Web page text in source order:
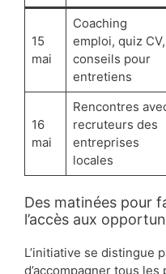
15
mai
Coaching
emploi, quiz CV,
conseils pour
entretiens
16
mai
Rencontres
recruteurs des
entreprises
locales
Des matinées pour faciliter le recrutement et
l’accès aux
L’initiative se distingue
d’accompagner tous